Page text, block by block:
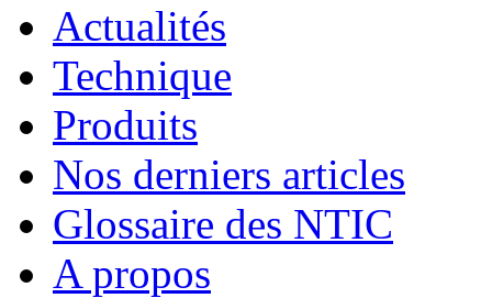
Actualités
Technique
Produits
Nos derniers articles
Glossaire des NTIC
A propos